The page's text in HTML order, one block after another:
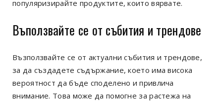
популяризирайте продуктите, които вярвате.
Въползвайте се от събития и трендове
Възползвайте се от актуални събития и трендове,
за да създадете съдържание, което има висока
вероятност да бъде споделено и привлича
внимание. Това може да помогне за растежа на